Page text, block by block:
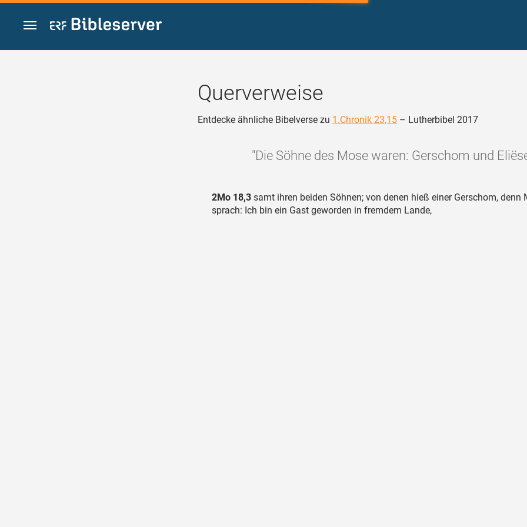
Zum Inhalt springen
Querverweise
Entdecke ähnliche Bibelverse zu 1.Chronik 23,15 – Lutherbibel 2017
"Die Söhne des Mose waren: Gerschom und
2Mo 18,3 samt ihren beiden Söhnen; von denen hieß einer Gerschom, denn
sprach: Ich bin ein Gast geworden in fremdem Lande,